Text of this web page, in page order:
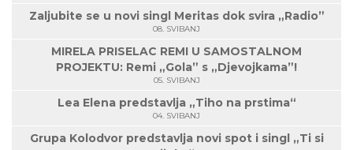
Zaljubite se u novi singl Meritas dok svira „Radio”
08. SVIBANJ
MIRELA PRISELAC REMI U SAMOSTALNOM
PROJEKTU: Remi „Gola” s „Djevojkama”!
05. SVIBANJ
Lea Elena predstavlja „Tiho na prstima“
04. SVIBANJ
Grupa Kolodvor predstavlja novi spot i singl „Ti si